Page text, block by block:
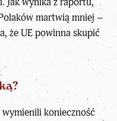
martwią mniej –
że UE powinna skupić
konieczność